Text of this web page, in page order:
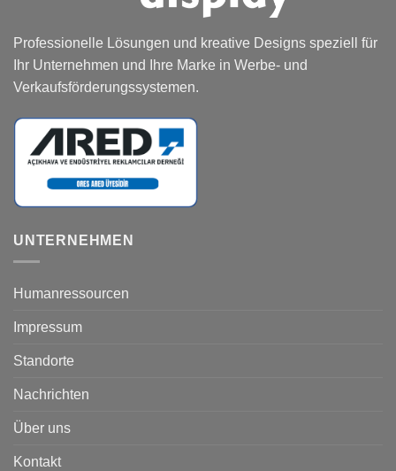
Professionelle Lösungen und kreative Designs speziell für
Ihr Unternehmen und Ihre Marke in Werbe- und
Verkaufsförderungssystemen.
UNTERNEHMEN
Humanressourcen
Impressum
Standorte
Nachrichten
Über uns
Kontakt